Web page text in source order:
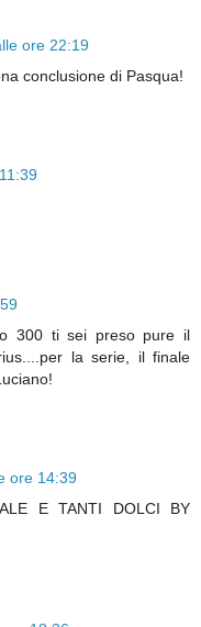
ore 22:19
conclusione di Pasqua!
300 ti sei preso pure il
la serie, il finale
ore 14:39
E TANTI DOLCI BY